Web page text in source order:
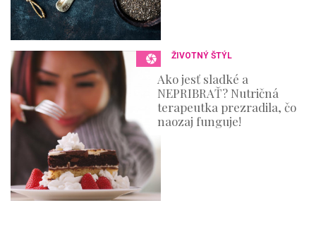
ŽIVOTNÝ ŠTÝL
Ako jesť sladké a
NEPRIBRAŤ? Nutričná
terapeutka prezradila, čo
naozaj funguje!